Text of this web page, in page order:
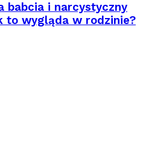
babcia i narcystyczny
to wygląda w rodzinie?